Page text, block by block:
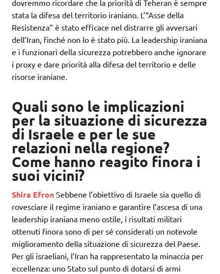
dovremmo ricordare che la priorità di Teheran è sempre
stata la difesa del territorio iraniano. L’“Asse della
Resistenza” è stato efficace nel distrarre gli avversari
dell’Iran, finché non lo è stato più. La leadership iraniana
e i funzionari della sicurezza potrebbero anche ignorare
i proxy e dare priorità alla difesa del territorio e delle
risorse iraniane.
Quali sono le implicazioni
per la situazione di sicurezza
di Israele e per le sue
relazioni nella regione?
Come hanno reagito finora i
suoi vicini?
Shira Efron Sebbene l’obiettivo di Israele sia quello di
rovesciare il regime iraniano e garantire l’ascesa di una
leadership iraniana meno ostile, i risultati militari
ottenuti finora sono di per sé considerati un notevole
miglioramento della situazione di sicurezza del Paese.
Per gli israeliani, l’Iran ha rappresentato la minaccia per
eccellenza: uno Stato sul punto di dotarsi di armi